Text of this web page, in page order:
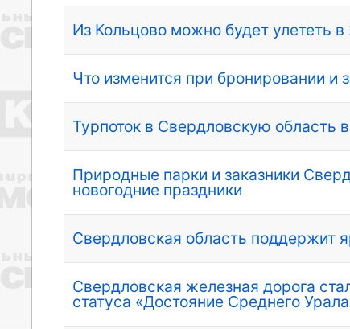
Из Кольцово можно будет улететь
Что изменится при бронировании и
Турпоток в Свердловскую область
Природные парки и заказники
новогодние праздники
Свердловская область поддержит
Свердловская железная дорога
статуса «Достояние Среднего